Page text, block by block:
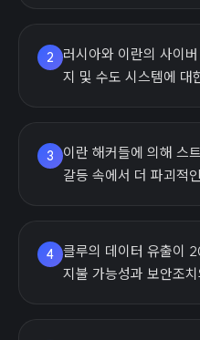
2
러시아와 이란의 사이
지 및 수도 시스템에 대
3
이란 해커들에 의해 스
갈등 속에서 더 파괴적
4 클루의 데이터 유출이
지불 가능성과 보안조